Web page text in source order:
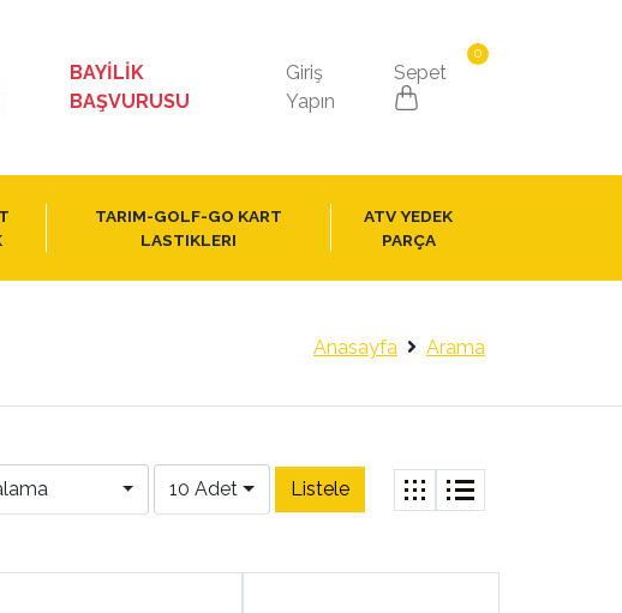
BAYİLİK
BAŞVURUSU
Giriş
Yapın
Sepet
0
TARIM-GOLF-GO KART
LASTIKLERI
ATV YEDEK
PARÇA
Anasayfa Arama
10 Adet